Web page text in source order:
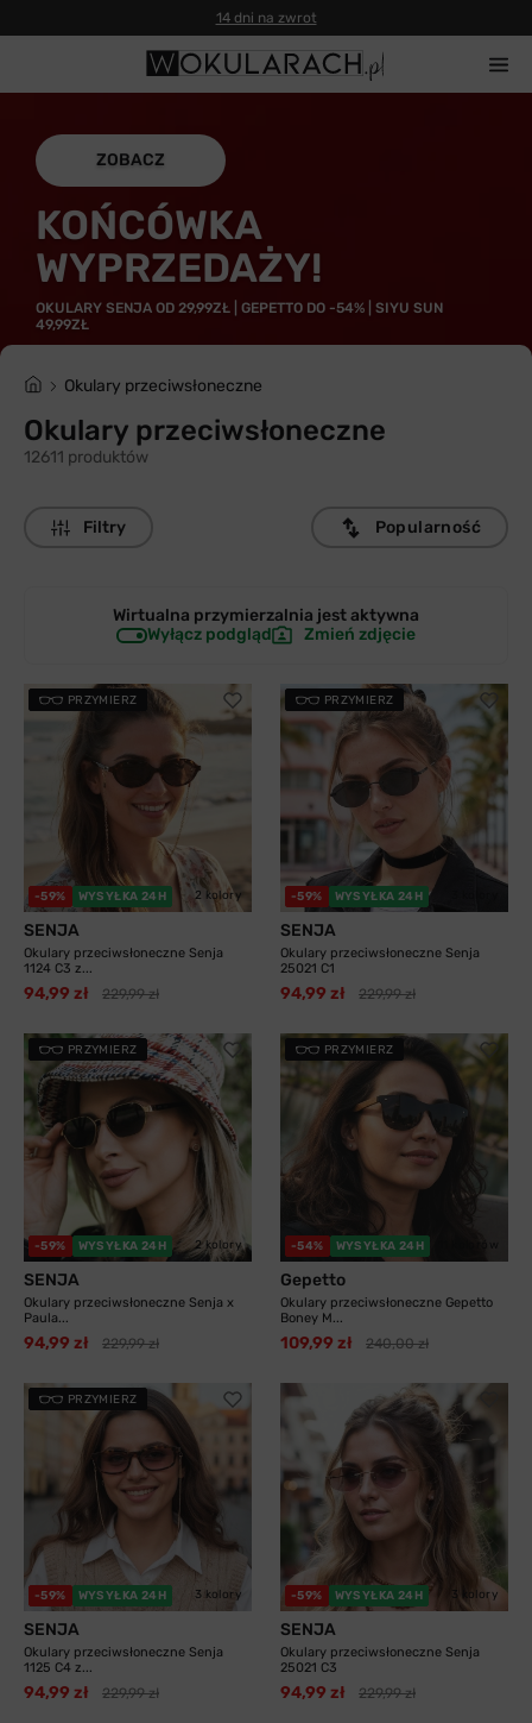
Gwarancja 100% zwrotu
ZOBACZ
KOŃCÓWKA
WYPRZEDAŻY!
OKULARY SENJA OD 29,99ZŁ | GEPETTO DO -54% | SIYU SUN
49,99ZŁ
Okulary przeciwsłoneczne
Okulary przeciwsłoneczne
12611 produktów
Filtry Popularność
Wirtualna przymierzalnia jestaktywna
Wyłącz podgląd
Zmień zdjęcie
PRZYMIERZ
-59% WYSYŁKA 24H 2 kolory
SENJA
Okulary przeciwsłoneczne Senja
1124 C3 z...
94,99 zł 229,99 zł
PRZYMIERZ
-59% WYSYŁKA 24H
SENJA
Okulary przeciwsłoneczne Senja
25021 C1
94,99 zł 229,99 zł
PRZYMIERZ
-59% WYSYŁKA 24H 2 kolory
SENJA
Okulary przeciwsłoneczne Senja x
Paula...
94,99 zł 229,99 zł
PRZYMIERZ
-54% WYSYŁKA 24H
Gepetto
Okulary przeciwsłoneczne Gepetto
Boney M...
109,99 zł 240,00 zł
PRZYMIERZ
-59% WYSYŁKA 24H 3 kolory
SENJA
Okulary przeciwsłoneczne Senja
1125 C4 z...
94,99 zł 229,99 zł
-59% WYSYŁKA 24H 3 kolory
SENJA
Okulary przeciwsłoneczne Senja
25021 C3
94,99 zł 229,99 zł